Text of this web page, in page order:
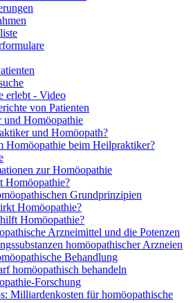
erlebt - Video
von Patienten
Homöopathie
und Homöopath?
Homöopathie beim Heilpraktiker?
zur Homöopathie
Homöopathie?
Grundprinzipien
Homöopathie?
Homöopathie?
Arzneimittel und die Potenzen
homöopathischer Arzneien
Behandlung
homöopathisch behandeln
Forschung
Milliardenkosten für homöopathische